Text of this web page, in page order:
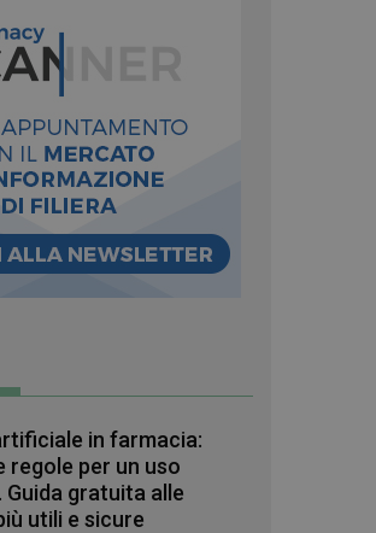
in farmacia:
regole per un uso
Guida gratuita alle
utili e sicure